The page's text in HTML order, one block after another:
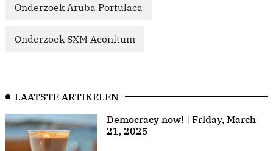
Onderzoek Aruba Portulaca
Onderzoek SXM Aconitum
LAATSTE ARTIKELEN
Democracy now! | Friday, March
21, 2025